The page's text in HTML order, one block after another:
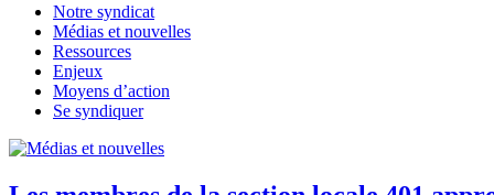
Notre syndicat
Médias et nouvelles
Ressources
Enjeux
Moyens d’action
Se syndiquer